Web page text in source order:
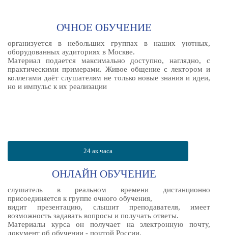
ОЧНОЕ ОБУЧЕНИЕ
организуется в небольших группах в наших уютных,
оборудованных аудиториях в Москве.
Материал подается максимально доступно, наглядно, с
практическими примерами. Живое общение с лектором и
коллегами даёт слушателям не только новые знания и идеи,
но и импульс к их реализации
24 ак.часа
ОНЛАЙН ОБУЧЕНИЕ
слушатель в реальном времени дистанционно
присоединяется к группе очного обучения,
видит презентацию, слышит преподавателя, имеет
возможность задавать вопросы и получать ответы.
Материалы курса он получает на электронную почту,
документ об обучении - почтой России.